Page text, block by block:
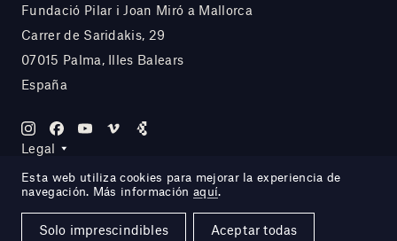
Fundació Pilar i Joan Miró a Mallorca
Carrer de Saridakis, 29
07015 Palma, Illes Balears
España
Legal
Site by DOMO—A
Esta web utiliza cookies para mejorar la experiencia de
navegación. Más información aquí.
Solo imprescindibles Aceptar todas